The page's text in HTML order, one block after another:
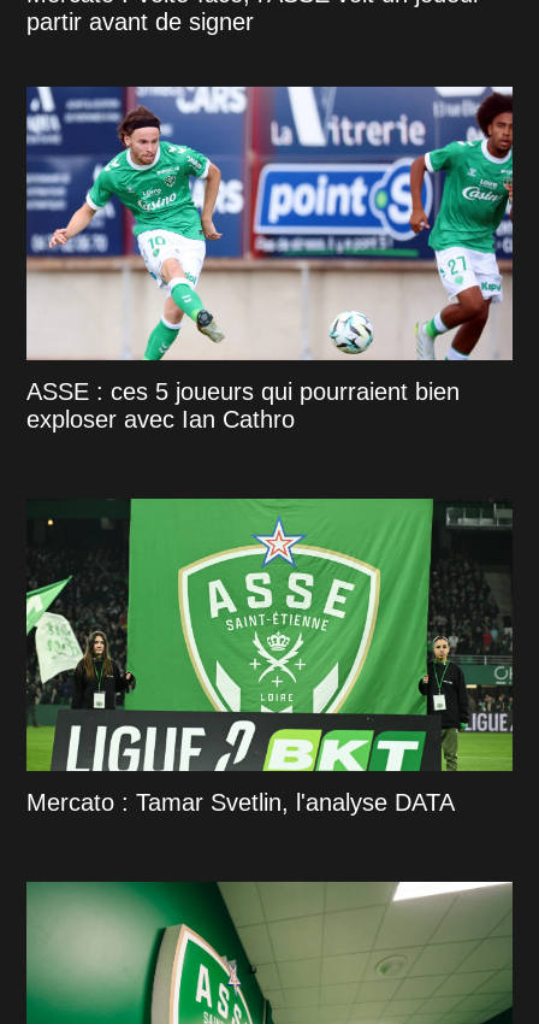
partir avant de signer
ASSE : ces 5 joueurs qui pourraient bien
exploser avec Ian Cathro
Mercato : Tamar Svetlin, l'analyse DATA